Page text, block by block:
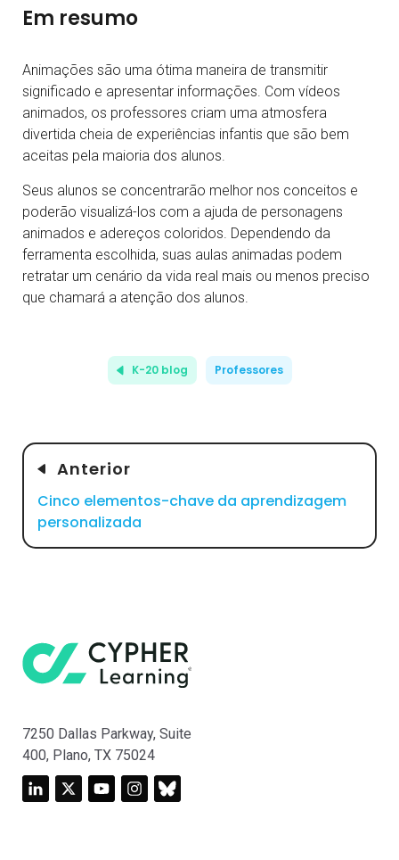
Em resumo
Animações são uma ótima maneira de transmitir
significado e apresentar informações. Com vídeos
animados, os professores criam uma atmosfera
divertida cheia de experiências infantis que são bem
aceitas pela maioria dos alunos.
Seus alunos se concentrarão melhor nos conceitos e
poderão visualizá-los com a ajuda de personagens
animados e adereços coloridos. Dependendo da
ferramenta escolhida, suas aulas animadas podem
retratar um cenário da vida real mais ou menos preciso
que chamará a atenção dos alunos.
K-20 blog Professores
Anterior
Cinco elementos-chave da aprendizagem
personalizada
7250 Dallas Parkway, Suite
400, Plano, TX 75024